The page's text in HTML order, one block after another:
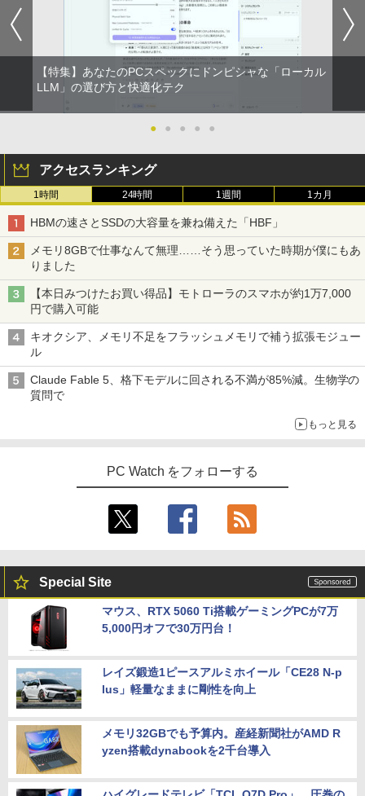
【特集】あなたのPCスペックにドンピシャな「ローカル
LLM」の選び方と快適化テク
● ● ● ● ●
アクセスランキング
1時間 24時間 1週間 1カ月
HBMの速さとSSDの大容量を兼ね備えた「HBF」
メモリ8GBで仕事なんて無理……そう思っていた時期が僕にもあ
りました
【本日みつけたお買い得品】モトローラのスマホが約1万7,000
円で購入可能
キオクシア、メモリ不足をフラッシュメモリで補う拡張モジュー
ル
Claude Fable 5、格下モデルに回される不満が85%減。生物学の
質問で
もっと見る
PC Watch をフォローする
Special Site
マウス、RTX 5060 Ti搭載ゲーミングPCが7万
5,000円オフで30万円台！
レイズ鍛造1ピースアルミホイール「CE28 N-p
lus」軽量なままに剛性を向上
メモリ32GBでも予算内。産経新聞社がAMD R
yzen搭載dynabookを2千台導入